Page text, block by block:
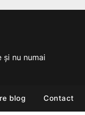
și nu numai
blog Contact